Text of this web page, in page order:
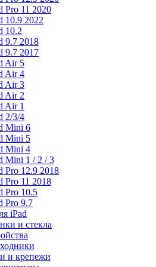
Pro 11 2020
10.9 2022
10.2
9.7 2018
9.7 2017
Air 5
Air 4
Air 3
Air 2
Air 1
2/3/4
Mini 6
Mini 5
Mini 4
Mini 1 / 2 / 3
Pro 12.9 2018
Pro 11 2018
Pro 10.5
Pro 9.7
iPad
и стекла
и крепежи